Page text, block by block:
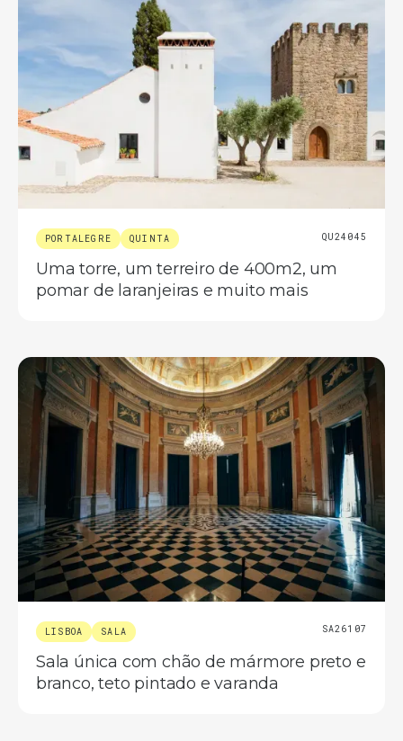
PORTALEGRE QUINTA QU24045
Uma torre, um terreiro de 400m2, um
pomar de laranjeiras e muito mais
LISBOA SALA SA26107
Sala única com chão de mármore preto e
branco, teto pintado e varanda